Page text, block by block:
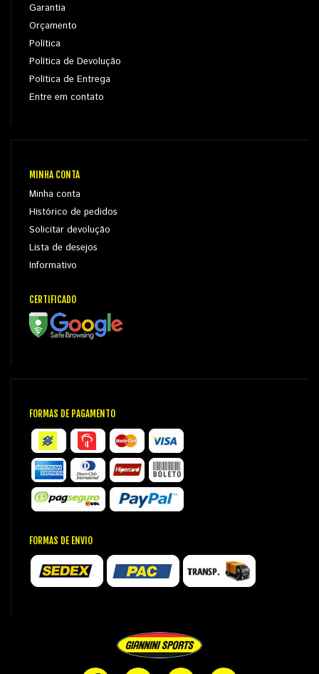
Garantia
Orçamento
Política
Política de Devolução
Política de Entrega
Entre em contato
MINHA CONTA
Minha conta
Histórico de pedidos
Solicitar devolução
Lista de desejos
Informativo
CERTIFICADO
FORMAS DE PAGAMENTO
FORMAS DE ENVIO